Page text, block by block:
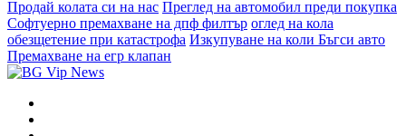
Продай колата си на нас Преглед на автомобил преди покупка
Софтуерно премахване на дпф филтър оглед на кола
обезщетение при катастрофа Изкупуване на коли Бъгси авто
Премахване на егр клапан